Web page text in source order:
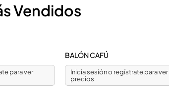
Vendidos
para ver
BALÓN CAFÚ
Inicia sesión o regístrate para ver
precios